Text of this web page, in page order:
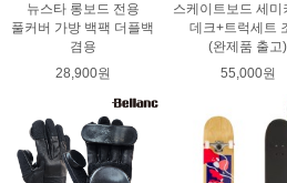
뉴스타 롱보드 전용
풀커버 가방 백팩 더플백
겸용
28,900원
스케이트보드 세미
데크+트럭세트
(완제품 출고)
55,000원